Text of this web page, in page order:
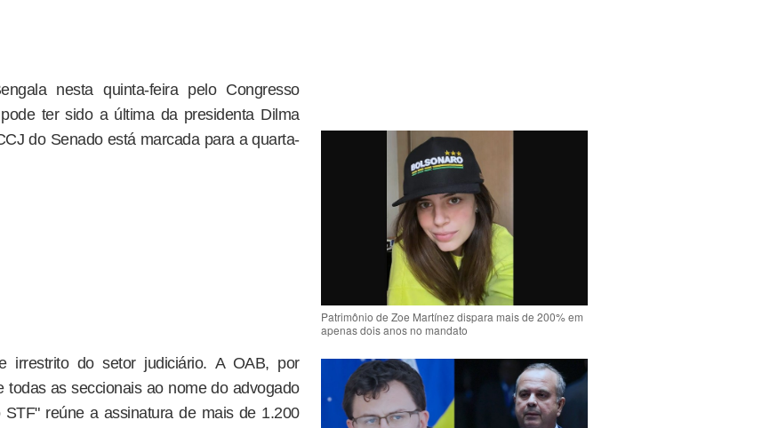
nesta quinta-feira pelo Congresso
ter sido a última da presidenta Dilma
do Senado está marcada para a quarta-
do setor judiciário. A OAB, por
as seccionais ao nome do advogado
reúne a assinatura de mais de 1.200
Patrimônio de Zoe Martínez dispara mais de 200% em
apenas dois anos no mandato